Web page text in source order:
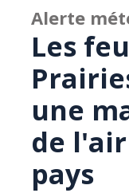
Alerte
Les
une
de
pays